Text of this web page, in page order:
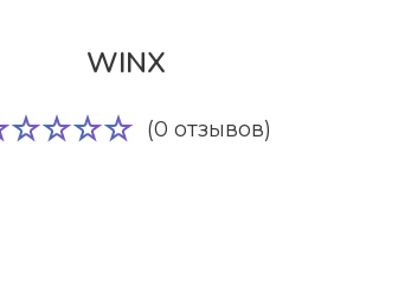
WINX
(0 отзывов)